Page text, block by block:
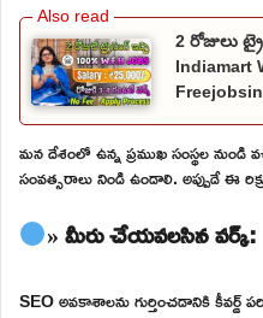
2 రోజులు
Indiamart
మన దేశంలో ఉన్న ప్రముఖ సంస్థల
సంవత్సరాలు నిండి ఉండాలి. అప్పుడే ఈ
» మీరు చేయవలసిన వర్క్:
SEO అవకాశాలను గుర్తించడానికి